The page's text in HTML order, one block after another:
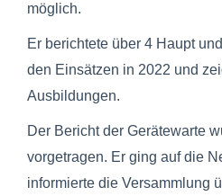
möglich.
Er berichtete über 4 Haupt
den Einsätzen in 2022 und
Ausbildungen.
Der Bericht der Gerätewarte
vorgetragen. Er ging auf die
informierte die Versammlung